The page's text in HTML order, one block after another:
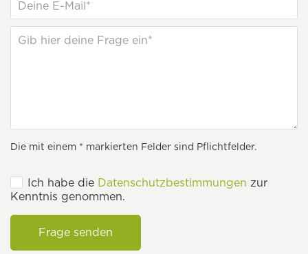
Die mit einem * markierten Felder sind Pflichtfelder.
Ich habe die Datenschutzbestimmungen zur
Kenntnis genommen.
Frage senden